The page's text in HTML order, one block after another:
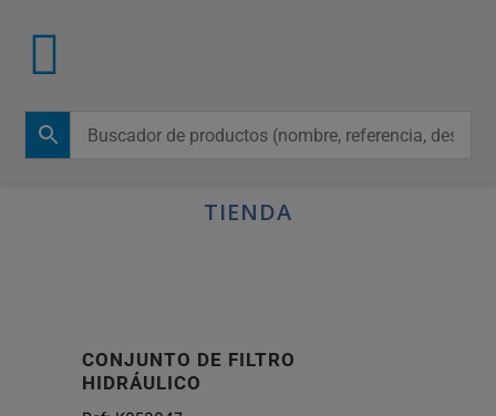
TIENDA
CONJUNTO DE FILTRO
HIDRÁULICO